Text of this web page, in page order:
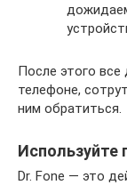
После этого
телефоне,
ним обратиться.
Используйте
Dr. Fone — это